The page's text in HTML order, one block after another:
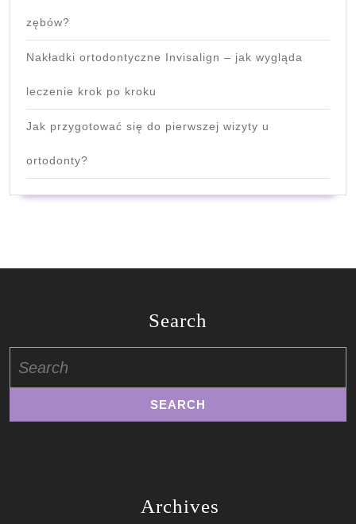
zębów?
Nakładki ortodontyczne Invisalign – jak wygląda
leczenie krok po kroku
Jak przygotować się do pierwszej wizyty u
ortodonty?
Search
for:
Archives